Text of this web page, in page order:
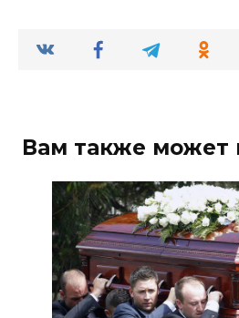
Вам также может